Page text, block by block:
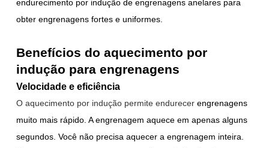
endurecimento por indução de engrenagens anelares para
obter engrenagens fortes e uniformes.
Benefícios do aquecimento por
indução para engrenagens
Velocidade e eficiência
O aquecimento por indução permite endurecer engrenagens
muito mais rápido. A engrenagem aquece em apenas alguns
segundos. Você não precisa aquecer a engrenagem inteira.